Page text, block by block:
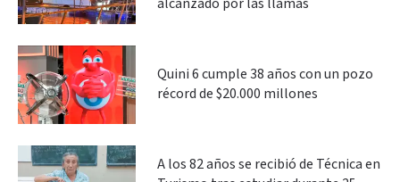
Quini 6 cumple 38 años con un pozo
récord de $20.000 millones
A los 82 años se recibió de Técnica en